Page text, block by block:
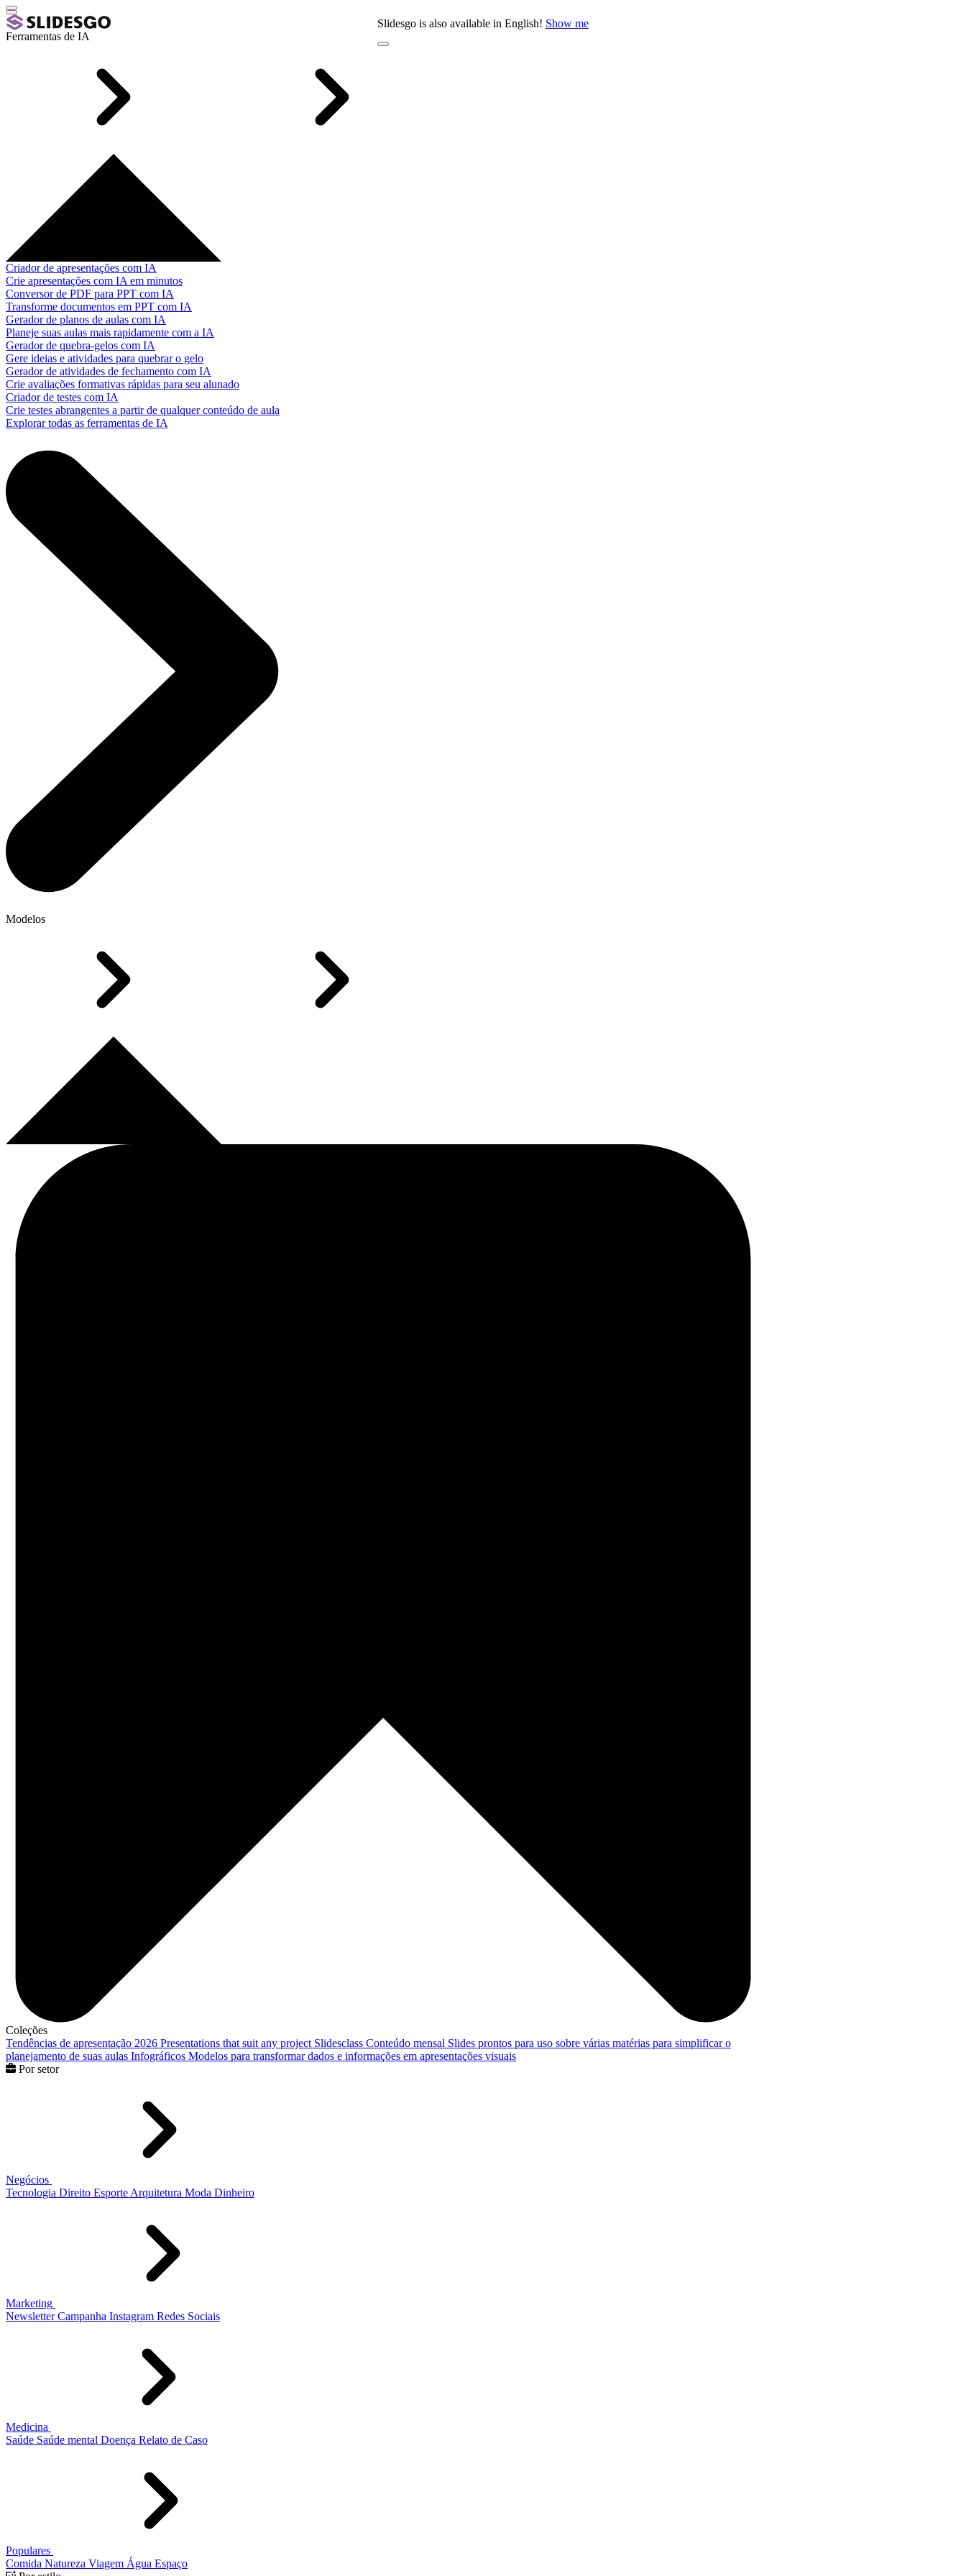
Slidesgo is also available in English! Show me
Ferramentas de IA
Criador de apresentações com IA
Crie apresentações com IA em minutos
Conversor de PDF para PPT com IA
Transforme documentos em PPT com IA
Gerador de planos de aulas com IA
Planeje suas aulas mais rapidamente com a IA
Gerador de quebra-gelos com IA
Gere ideias e atividades para quebrar o gelo
Gerador de atividades de fechamento com IA
Crie avaliações formativas rápidas para seu alunado
Criador de testes com IA
Crie testes abrangentes a partir de qualquer conteúdo de aula
Explorar todas as ferramentas de IA
Modelos
Coleções
Tendências de apresentação 2026 Presentations that suit any project Slidesclass Conteúdo mensal Slides prontos para uso sobre várias matérias para simplificar o
planejamento de suas aulas Infográficos Modelos para transformar dados e informações em apresentações visuais
Por setor
Negócios
Tecnologia Direito Esporte Arquitetura Moda Dinheiro
Marketing
Newsletter Campanha Instagram Redes Sociais
Medicina
Saúde Saúde mental Doença Relato de Caso
Populares
Comida Natureza Viagem Água Espaço